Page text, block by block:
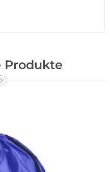
Produkte